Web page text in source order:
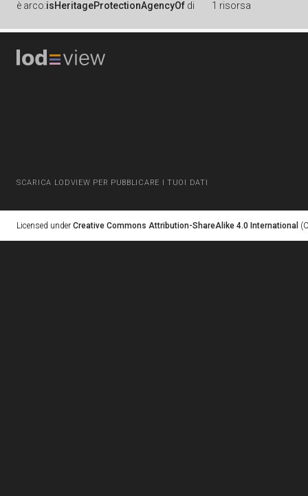
è arco:isHeritageProtectionAgencyOf di 1 risorsa
SCARICA LODVIEW PER PUBBLICARE I TUOI DATI
Licensed under Creative Commons Attribution-ShareAlike 4.0 International